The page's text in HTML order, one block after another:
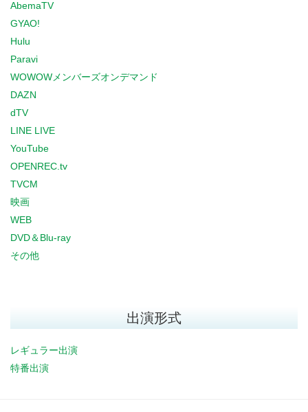
AbemaTV
GYAO!
Hulu
Paravi
WOWOWメンバーズオンデマンド
DAZN
dTV
LINE LIVE
YouTube
OPENREC.tv
TVCM
映画
WEB
DVD＆Blu-ray
その他
出演形式
レギュラー出演
特番出演